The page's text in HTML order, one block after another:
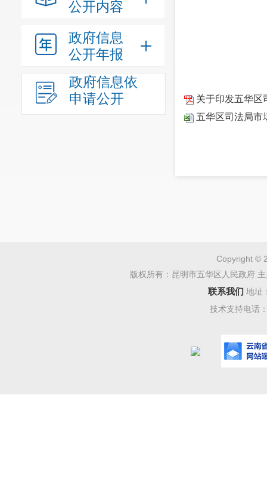
公开内容
政府信息
公开年报
政府信息依
申请公开
关于印发五华区
五华区司法局市
Copyright ©
版权所有：昆明市五华区人民政府
联系我们 地址
技术支持电话